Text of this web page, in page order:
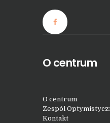
O centrum
O centrum
Zespól
Kontakt